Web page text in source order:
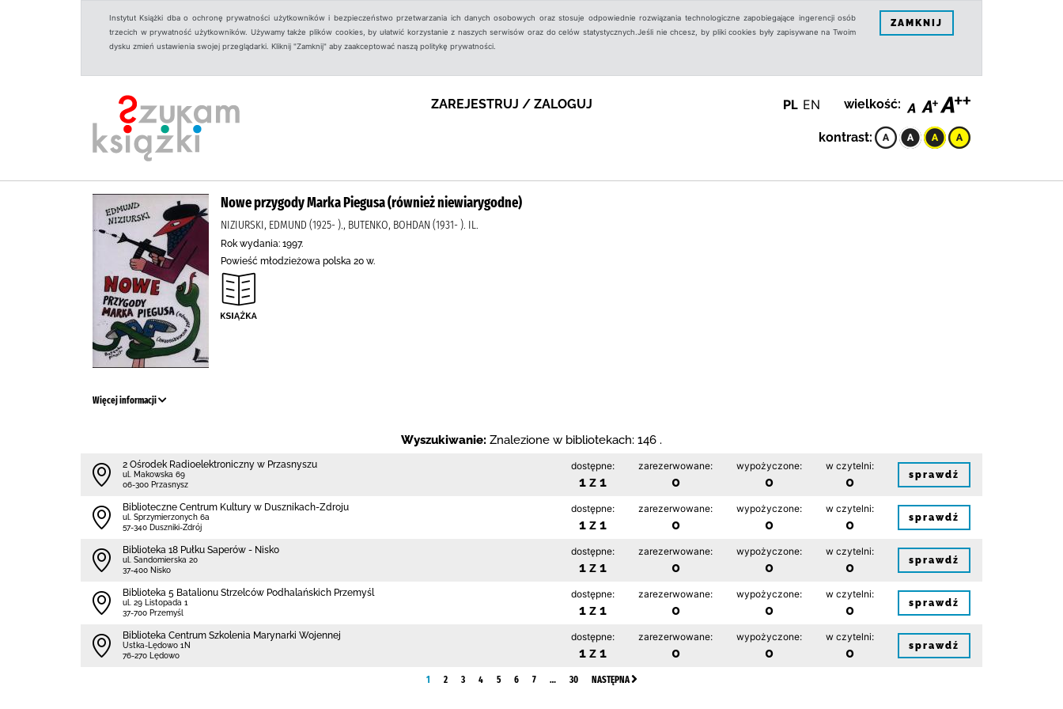
Instytut Książki dba o ochronę prywatności użytkowników i bezpieczeństwo przetwarzania ich danych osobowych oraz stosuje odpowiednie rozwiązania technologiczne zapobiegające ingerencji osób
trzecich w prywatność użytkowników. Używamy także plików cookies, by ułatwić korzystanie z naszych serwisów oraz do celów statystycznych.Jeśli nie chcesz, by pliki cookies były zapisywane na Twoim
dysku zmień ustawienia swojej przeglądarki. Kliknij "Zamknij" aby zaakceptować naszą politykę prywatności.
ZAMKNIJ
ZAREJESTRUJ / ZALOGUJ PL EN wielkość:
kontrast:
Nowe przygody Marka Piegusa (również niewiarygodne)
NIZIURSKI, EDMUND (1925- )., BUTENKO, BOHDAN (1931- ). IL.
Rok wydania: 1997.
Powieść młodzieżowa polska 20 w.
Więcej informacji
Wyszukiwanie: Znalezione w bibliotekach: 146 .
2 Ośrodek Radioelektroniczny w Przasnyszu
ul. Makowska 69
06-300 Przasnysz
dostępne:
1 z 1
zarezerwowane:
0
wypożyczone:
0
w czytelni:
0 sprawdź
Biblioteczne Centrum Kultury w Dusznikach-Zdroju
ul. Sprzymierzonych 6a
57-340 Duszniki-Zdrój
dostępne:
1 z 1
zarezerwowane:
0
wypożyczone:
0
w czytelni:
0 sprawdź
Biblioteka 18 Pułku Saperów - Nisko
ul. Sandomierska 20
37-400 Nisko
dostępne:
1 z 1
zarezerwowane:
0
wypożyczone:
0
w czytelni:
0 sprawdź
Biblioteka 5 Batalionu Strzelców Podhalańskich Przemyśl
ul. 29 Listopada 1
37-700 Przemyśl
dostępne:
1 z 1
zarezerwowane:
0
wypożyczone:
0
w czytelni:
0 sprawdź
Biblioteka Centrum Szkolenia Marynarki Wojennej
Ustka-Lędowo 1N
76-270 Lędowo
dostępne:
1 z 1
zarezerwowane:
0
wypożyczone:
0
w czytelni:
0 sprawdź
1 2 3 4 5 6 7 … 30 NASTĘPNA